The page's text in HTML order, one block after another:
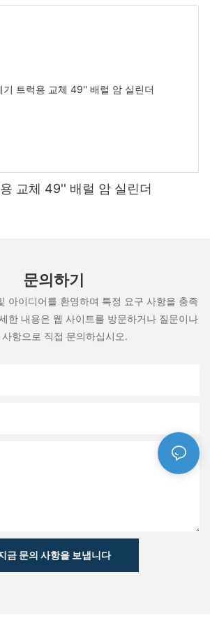
교체 49'' 배럴 암 실린더
문의하기
아이디어를 환영하며 특정 요구 사항을 충족
한 내용은 웹 사이트를 방문하거나 질문이나
사항으로 직접 문의하십시오.
금 문의 사항을 보냅니다